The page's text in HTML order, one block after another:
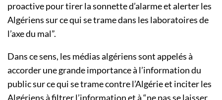
proactive pour tirer la sonnette d’alarme et alerter les
Algériens sur ce qui se trame dans les laboratoires de
l’axe du mal”.
Dans ce sens, les médias algériens sont appelés à
accorder une grande importance à l’information du
public sur ce qui se trame contre l’Algérie et inciter les
Algériens à filtrer l’information et à “ne pas se laisser